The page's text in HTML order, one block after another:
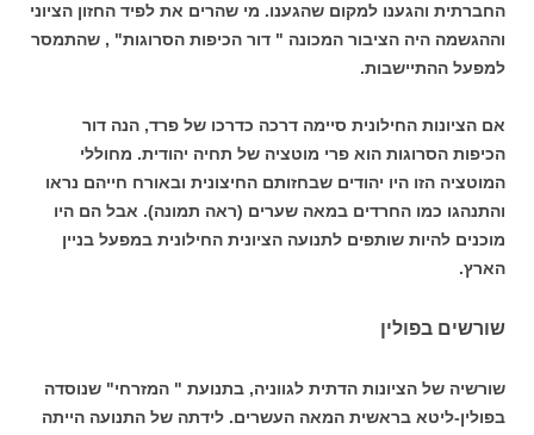
החברתית והגענו למקום שהגענו. מי שהרים את לפיד החזון הציוני
וההגשמה היה הציבור המכונה " דור הכיפות הסרוגות" , שהתמסר
למפעל ההתיישבות.
אם הציונות החילונית סיימה דרכה כדרכו של פרד, הנה דור
הכיפות הסרוגות הוא פרי מוטציה של תחיה יהודית. מחוללי
המוטציה הזו היו יהודים שבחזותם החיצונית ובאורח חייהם נראו
והתנהגו כמו החרדים במאה שערים (ראה תמונה). אבל הם היו
מוכנים להיות שותפים לתנועה הציונית החילונית במפעל בניין
הארץ.
שורשים בפולין
שורשיה של הציונות הדתית לגווניה, בתנועת " המזרחי" שנוסדה
בפולין-ליטא בראשית המאה העשרים. לידתה של התנועה הייתה